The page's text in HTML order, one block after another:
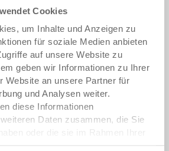
Cookies
um Inhalte und Anzeigen zu
für soziale Medien anbieten
auf unsere Website zu
geben wir Informationen zu Ihrer
Website an unsere Partner für
und Analysen weiter.
diese Informationen
Daten zusammen, die Sie
gesammelt haben.